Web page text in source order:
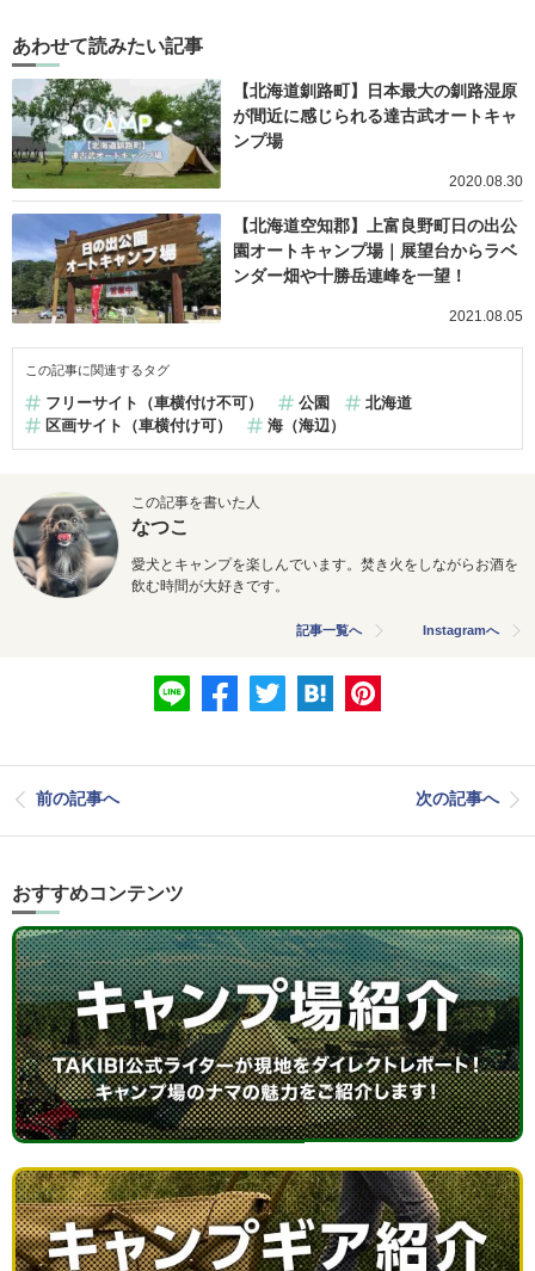
あわせて読みたい記事
【北海道釧路町】日本最大の釧路湿原
が間近に感じられる達古武オートキャ
ンプ場
2020.08.30
【北海道空知郡】上富良野町日の出公
園オートキャンプ場｜展望台からラベ
ンダー畑や十勝岳連峰を一望！
2021.08.05
この記事に関連するタグ
フリーサイト（車横付け不可） 公園
北海道
区画サイト（車横付け可）
海（海辺）
この記事を書いた人
なつこ
愛犬とキャンプを楽しんでいます。焚き火をしながらお酒を
飲む時間が大好きです。
記事一覧へ Instagramへ
前の記事へ 次の記事へ
おすすめコンテンツ